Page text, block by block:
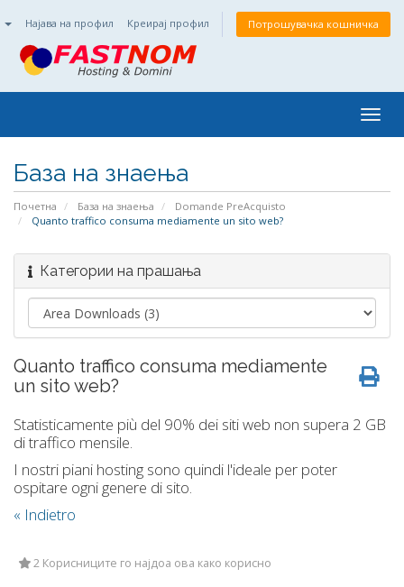
Најава на профил Креирај профил Потрошувачка кошничка
База на знаења
Почетна База на знаења
Domande PreAcquisto
Quanto traffico consuma mediamente un sito web?
Категории на прашања
Quanto traffico consuma mediamente
un sito web?
Statisticamente più del 90% dei siti web non supera 2 GB
di traffico mensile.
I nostri piani hosting sono quindi l'ideale per poter
ospitare ogni genere di sito.
« Indietro
2 Корисниците го најдоа ова како корисно